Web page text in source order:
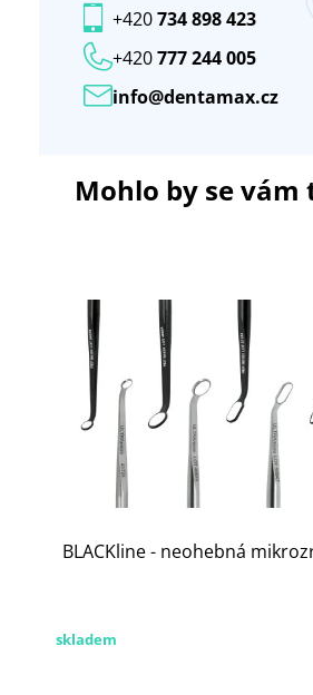
info@dentamax.cz
+420777 244 005
+420734 898 423
Mohlo by se
BLACKline - neohebná
skladem